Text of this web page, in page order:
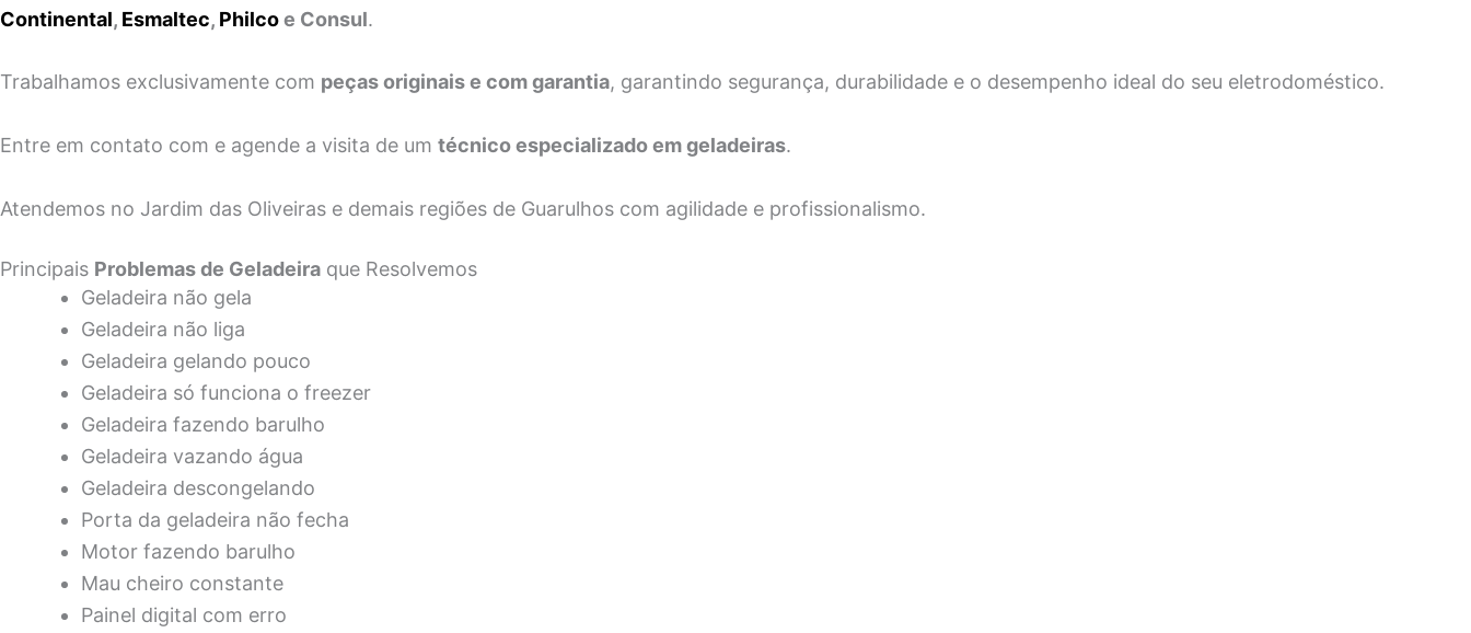
Continental, Esmaltec, Philcoe Consul.
Trabalhamos exclusivamente com peças originais e com garantia, garantindo segurança, durabilidade e o desempenho ideal do seu eletrodoméstico.
Entre em contato com e agende a visita de um técnico especializado em geladeiras.
Atendemos no Jardim das Oliveiras e demais regiões de Guarulhos com agilidade e profissionalismo.
Principais Problemas de Geladeira que Resolvemos
Geladeira não gela
Geladeira não liga
Geladeira gelando pouco
Geladeira só funciona o freezer
Geladeira fazendo barulho
Geladeira vazando água
Geladeira descongelando
Porta da geladeira não fecha
Motor fazendo barulho
Mau cheiro constante
Painel digital com erro